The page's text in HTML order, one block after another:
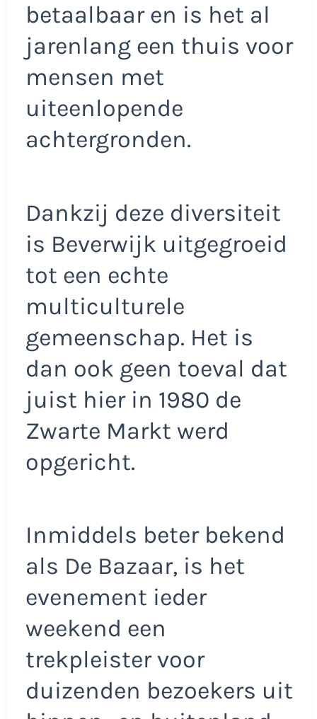
betaalbaar en is het al
jarenlang een thuis voor
mensen met
uiteenlopende
achtergronden.
Dankzij deze diversiteit
is Beverwijk uitgegroeid
tot een echte
multiculturele
gemeenschap. Het is
dan ook geen toeval dat
juist hier in 1980 de
Zwarte Markt werd
opgericht.
Inmiddels beter bekend
als De Bazaar, is het
evenement ieder
weekend een
trekpleister voor
duizenden bezoekers uit